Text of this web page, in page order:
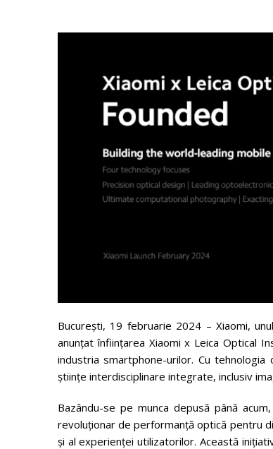
București, 19 februarie 2024 – Xiaomi,
anunțat înființarea Xiaomi x Leica Optical
industria smartphone-urilor. Cu
științe interdisciplinare integrate, inclusiv
Bazându-se pe munca depusă până
revoluționar de performanță optică pentru
și al experienței utilizatorilor. Această